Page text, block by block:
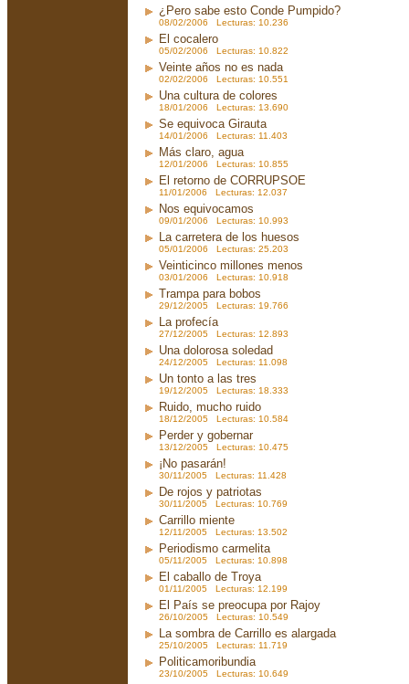
¿Pero sabe esto Conde Pumpido?
08/02/2006 Lecturas: 10.236
El cocalero
05/02/2006 Lecturas: 10.822
Veinte años no es nada
02/02/2006 Lecturas: 10.551
Una cultura de colores
18/01/2006 Lecturas: 13.690
Se equivoca Girauta
14/01/2006 Lecturas: 11.403
Más claro, agua
12/01/2006 Lecturas: 10.855
El retorno de CORRUPSOE
11/01/2006 Lecturas: 12.037
Nos equivocamos
09/01/2006 Lecturas: 10.993
La carretera de los huesos
05/01/2006 Lecturas: 25.203
Veinticinco millones menos
03/01/2006 Lecturas: 10.918
Trampa para bobos
29/12/2005 Lecturas: 19.766
La profecía
27/12/2005 Lecturas: 12.893
Una dolorosa soledad
24/12/2005 Lecturas: 11.098
Un tonto a las tres
19/12/2005 Lecturas: 18.333
Ruido, mucho ruido
18/12/2005 Lecturas: 10.584
Perder y gobernar
13/12/2005 Lecturas: 10.475
¡No pasarán!
30/11/2005 Lecturas: 11.428
De rojos y patriotas
30/11/2005 Lecturas: 10.769
Carrillo miente
12/11/2005 Lecturas: 13.502
Periodismo carmelita
05/11/2005 Lecturas: 10.898
El caballo de Troya
01/11/2005 Lecturas: 12.199
El País se preocupa por Rajoy
26/10/2005 Lecturas: 10.549
La sombra de Carrillo es alargada
25/10/2005 Lecturas: 11.719
Politicamoribundia
23/10/2005 Lecturas: 10.649